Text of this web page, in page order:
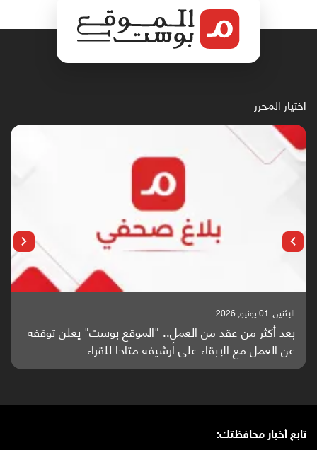
اختيار المحرر
الإثنين, 01 يونيو, 2026
بعد أكثر من عقد من العمل.. "الموقع بوست" يعلن توقفه
عن العمل مع الإبقاء على أرشيفه متاحا للقراء
تابع أخبار محافظتك: